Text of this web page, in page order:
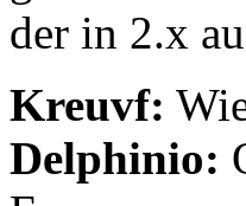
der in 2.x
Kreuvf:
Delphinio: